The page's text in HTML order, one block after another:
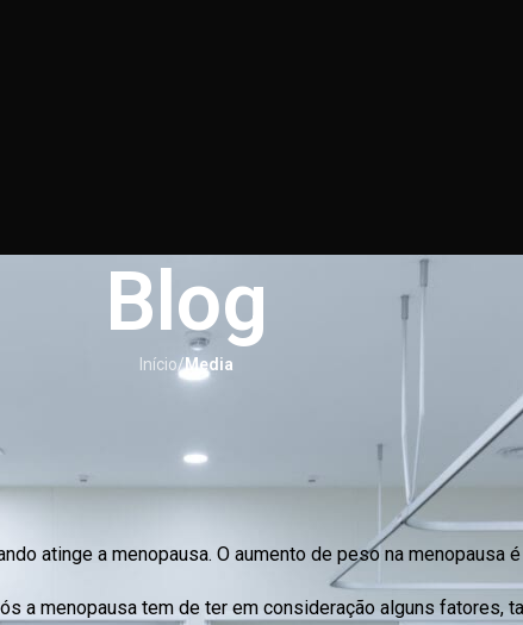
Blog
Início/Media
difícil emagrecer após a
atinge a menopausa. O aumento de peso na menopausa
a menopausa tem de ter em consideração alguns fatores,